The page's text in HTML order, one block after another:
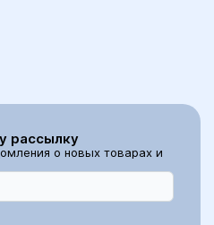
рассылку
о новых товарах и